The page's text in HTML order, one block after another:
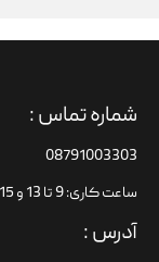
شماره تماس :
08791003303
ساعت کاری: 9 تا 13 و 15 تا 19
آدرس :